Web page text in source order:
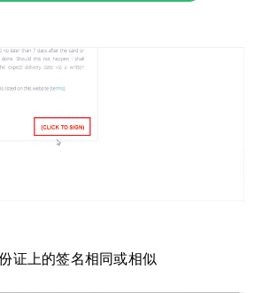
证上的签名相同或相似